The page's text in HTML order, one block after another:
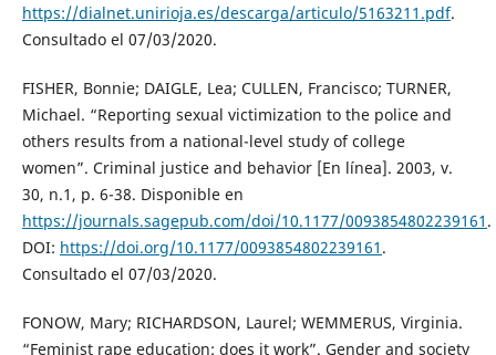
https://dialnet.unirioja.es/descarga/articulo/5163211.pdf.
Consultado el 07/03/2020.
FISHER, Bonnie; DAIGLE, Lea; CULLEN, Francisco; TURNER,
Michael. “Reporting sexual victimization to the police and
others results from a national-level study of college
women”. Criminal justice and behavior [En línea]. 2003, v.
30, n.1, p. 6-38. Disponible en
https://journals.sagepub.com/doi/10.1177/0093854802239161 .
DOI: https://doi.org/10.1177/0093854802239161 .
Consultado el 07/03/2020.
FONOW, Mary; RICHARDSON, Laurel; WEMMERUS, Virginia.
“Feminist rape education: does it work”. Gender and society